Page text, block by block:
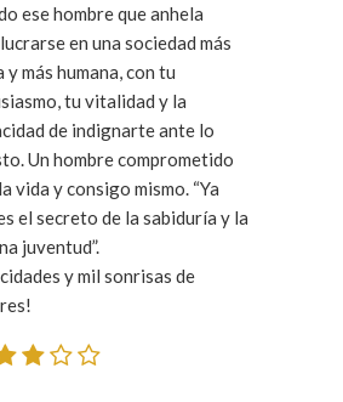
ese hombre que anhela
en una sociedad más
y más humana, con tu
tu vitalidad y la
de indignarte ante lo
Un hombre comprometido
vida y consigo mismo. “Ya
el secreto de la sabiduría y la
juventud”.
y mil sonrisas de